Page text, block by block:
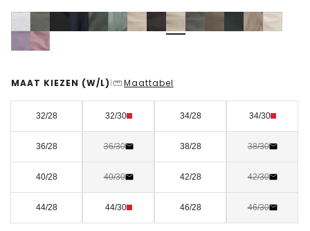
MAAT KIEZEN (W/L) | Maattabel
32/28 32/30 34/28 34/30
36/28 36/30 38/28 38/30
40/28 40/30 42/28 42/30
44/28 44/30 46/28 46/30